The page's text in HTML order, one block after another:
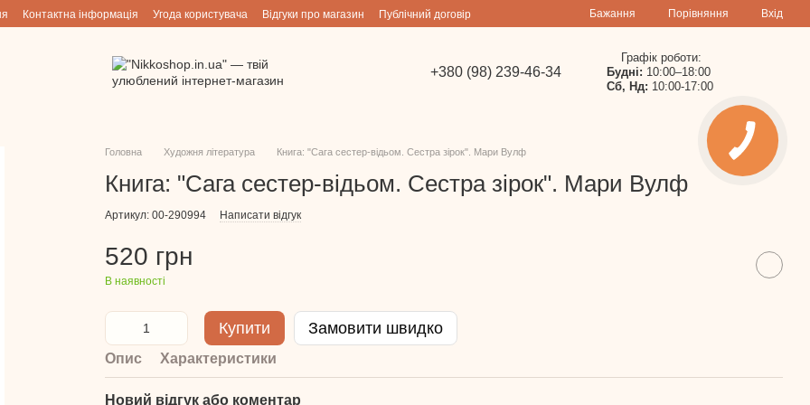
Контактна інформація Угода користувача Відгуки про магазин Публічний договір Бажання Порівняння Вхід
+380 (98) 239-46-34
Графік роботи:
Будні: 10:00–18:00
Сб, Нд: 10:00-17:00
Головна Художня література Книга: "Сага сестер-відьом. Сестра зірок". Мари Вулф
Книга: "Сага сестер-відьом. Сестра зірок". Мари Вулф
Артикул: 00-290994 Написати відгук
520 грн
В наявності
Купити Замовити швидко
Опис Характеристики
Новий відгук або коментар